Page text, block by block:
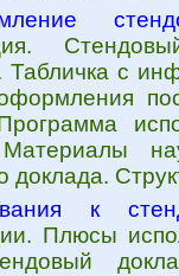
Табличка с
доклада.
к
Плюсы